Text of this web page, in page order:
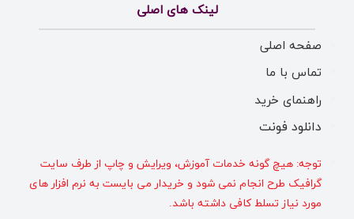
لینک های اصلی
صفحه اصلی
تماس با ما
راهنمای خرید
دانلود فونت
توجه: هیچ گونه خدمات آموزش، ویرایش و چاپ از طرف سایت
گرافیک طرح انجام نمی شود و خریدار می بایست به نرم افزار های
مورد نیاز تسلط کافی داشته باشد.